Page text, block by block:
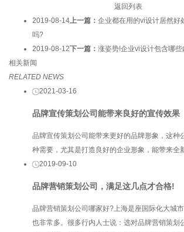
返回列表
2019-08-14上一篇： 企业都在用的vi设计居然好
吗?
2019-08-12下一篇： 涨姿势!企业vi设计包含哪些
相关新闻
RELATED NEWS
2021-03-16
品牌宣传策划公司能带来良好的宣传效果
品牌宣传策划公司能带来更好的品牌形象，这种
种需要，尤其是打造良好的企业形象，能带来全
2019-09-10
品牌营销策划公司，满足这几点才合格!
品牌营销策划公司哪家好?上海是座国际化大城
也非常多。很多行内人士说：选对品牌营销策划